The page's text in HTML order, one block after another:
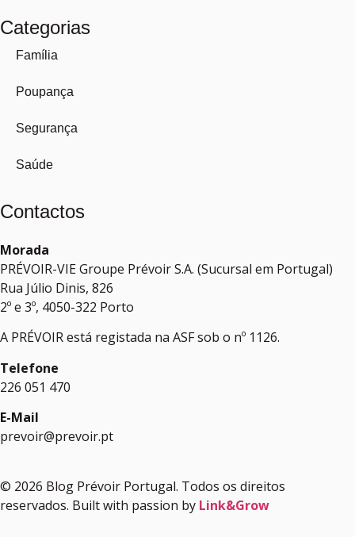
Categorias
Família
Poupança
Segurança
Saúde
Contactos
Morada
PRÉVOIR-VIE Groupe Prévoir S.A. (Sucursal em Portugal)
Rua Júlio Dinis, 826
2º e 3º, 4050-322 Porto
A PRÉVOIR está registada na ASF sob o nº 1126.
Telefone
226 051 470
E-Mail
prevoir@prevoir.pt
© 2026 Blog Prévoir Portugal. Todos os direitos
reservados. Built with passion by Link&Grow